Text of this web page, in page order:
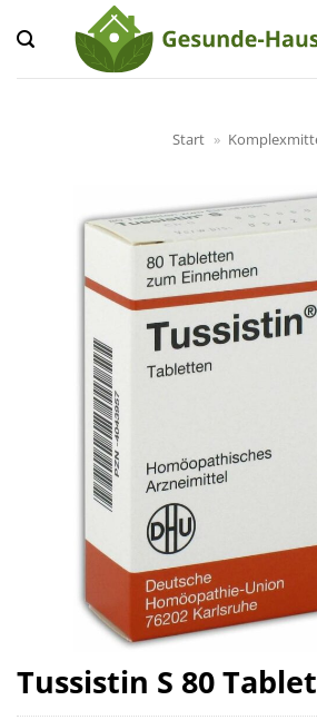
Inhalt
springen
Start »
Tussistin S 80